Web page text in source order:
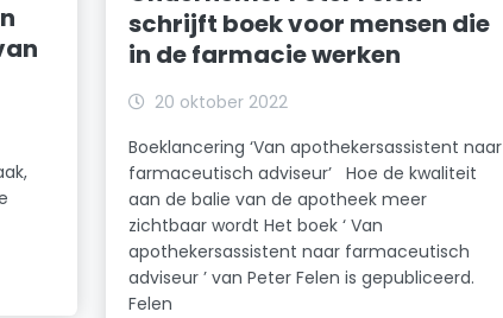
schrijft boek voor mensen die
in de farmacie werken
20 oktober 2022
Boeklancering ‘Van apothekersassistent naar
farmaceutisch adviseur’ Hoe de kwaliteit
aan de balie van de apotheek meer
zichtbaar wordt Het boek ‘ Van
apothekersassistent naar farmaceutisch
adviseur ’ van Peter Felen is gepubliceerd.
Felen